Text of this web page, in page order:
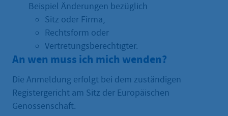
Beispiel Änderungen bezüglich
Sitz oder Firma,
Rechtsform oder
Vertretungsberechtigter.
An wen muss ich mich wenden?
Die Anmeldung erfolgt bei dem zuständigen
Registergericht am Sitz der Europäischen
Genossenschaft.